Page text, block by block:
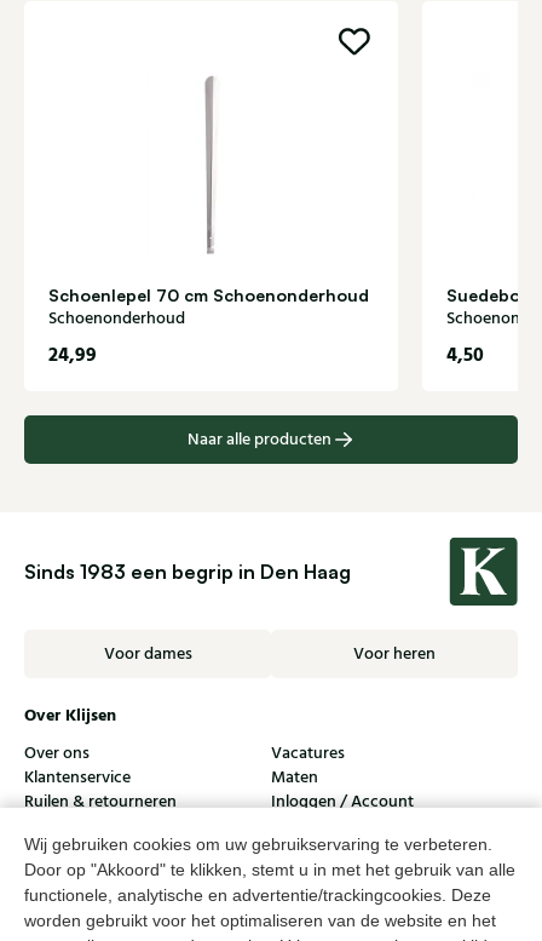
Wij gebruiken cookies om uw gebruikservaring te verbeteren.
Door op "Akkoord" te klikken, stemt u in met het gebruik van alle
functionele, analytische en advertentie/trackingcookies. Deze
worden gebruikt voor het optimaliseren van de website en het
Schoenlepel 70 cm Schoenonderhoud
Schoenonderhoud
24,99 4,50
Naar alle producten
Sinds 1983 een begrip in Den Haag
Voor dames Voor heren
Over Klijsen
Over ons
Vacatures
Klantenservice
Maten
Ruilen & retourneren
Inloggen / Account
Dameswinkel Klijsen
Herenwinkel Klijsen